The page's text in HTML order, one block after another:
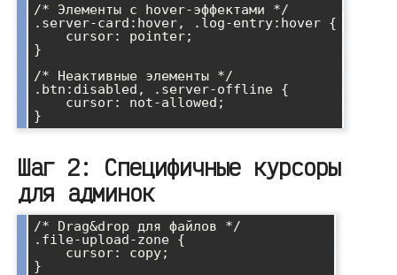
/* Элементы с hover-эффектами */
.server-card:hover, .log-entry:hover {
}
/* Неактивные элементы */
.btn:disabled, .server-offline {
Шаг 2: Специфичные курсоры
для админок
/* Drag&drop для файлов */
.file-upload-zone {
}